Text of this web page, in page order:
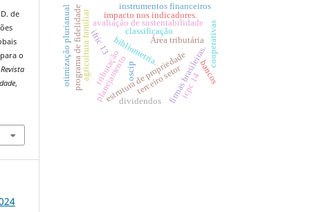
de
o
,
classificação
Área tributária
tributação
estrutura de propriedadefirmas brasileiras.
avaliação de sustentabilidade
agricultura familiar bibliometria.
bancos
impacto nos indicadores.
instrumentos financeiros
terceiro setor
oscip
ifric 13
programa de fidelidade
otimização plurianual planejamento icpc 14
cooperativas
dividendos